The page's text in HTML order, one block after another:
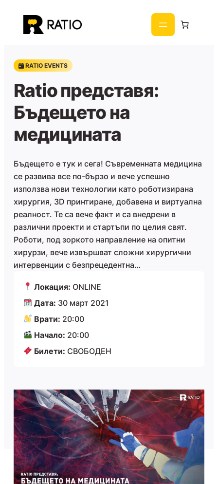
съдържанието
RATIO EVENTS
Ratio представя:
Бъдещето на
медицината
Бъдещето е тук и сега! Съвременната медицина
се развива все по-бързо и вече успешно
използва нови технологии като роботизирана
хирургия, 3D принтиране, добавена и виртуална
реалност. Те са вече факт и са внедрени в
различни проекти и стартъпи по целия свят.
Роботи, под зоркото направление на опитни
хирурзи, вече извършват сложни хирургични
интервенции с безпрецедентна…
Локация: ONLINE
Дата: 30 март 2021
Врати: 20:00
Начало: 20:00
Билети: СВОБОДЕН